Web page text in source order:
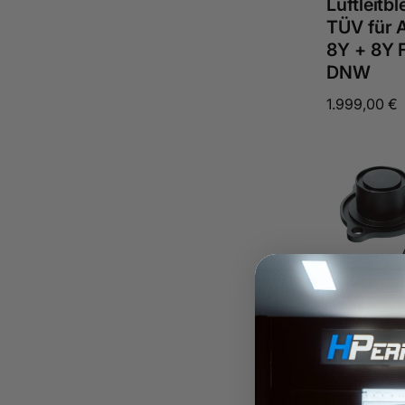
TÜV für
8Y + 8Y
DNW
Normaler
1.999,00 €
Anbieter:
HPerformance
Blowoff
2.5 TFSI